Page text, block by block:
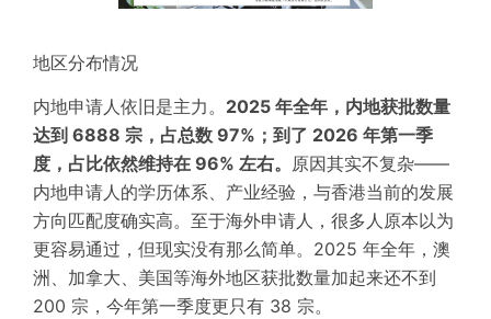
地区分布情况
内地申请人依旧是主力。 2025 年全年，内地获批数量
达到 6888 宗，占总数 97%；到了 2026 年第一季
度，占比依然维持在 96% 左右。 原因其实不复杂——
内地申请人的学历体系、产业经验，与香港当前的发展
方向匹配度确实高。至于海外申请人，很多人原本以为
更容易通过，但现实没有那么简单。2025 年全年，澳
洲、加拿大、美国等海外地区获批数量加起来还不到
200 宗，今年第一季度更只有 38 宗。